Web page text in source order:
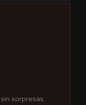
sorpresas.